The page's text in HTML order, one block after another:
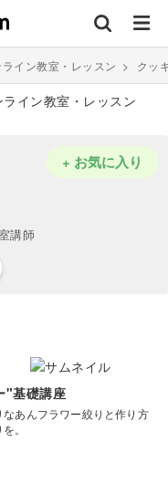
イン教室・レッスン > クッ
講師
んとときめく可愛いお花
界観に魅了された多くの
ンに参加。
経験を生かしママ起業向
った集客講座やセミナー
+ お気に入り
"基礎講座
あんフラワー絞りと作り方
。